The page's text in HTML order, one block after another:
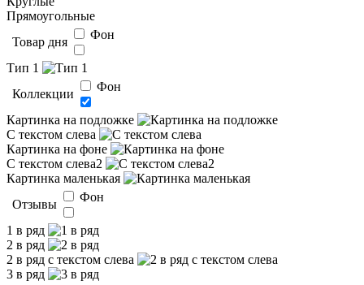
Прямоугольные
Товар дня
Фон
Тип 1
Коллекции
Фон
Картинка на подложке
С текстом слева
Картинка на фоне
С текстом слева2
Картинка маленькая
Отзывы
Фон
1 в ряд
2 в ряд
2 в ряд с текстом слева
3 в ряд